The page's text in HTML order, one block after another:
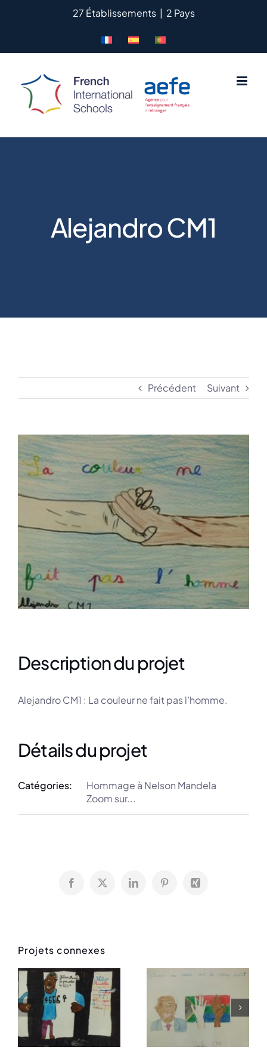
27 Établissements | 2 Pays
Alejandro CM1
Précédent Suivant
View
Larger
Image
Description du projet
Alejandro CM1 : La couleur ne fait pas l’homme.
Détails du projet
Catégories:
Hommage à Nelson Mandela
Zoom sur...
Facebook
X LinkedInPinterestXing
Projets connexes
Paula CM2 Daniel CM1